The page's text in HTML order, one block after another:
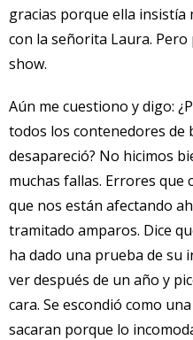
gracias porque ella insistía
con la señorita Laura.
show.
Aún me cuestiono y digo:
todos los contenedores de
desapareció? No hicimos
muchas fallas. Errores que
que nos están afectando
tramitado amparos. Dice
ha dado una prueba de su
ver después de un año y
cara. Se escondió como
sacaran porque lo